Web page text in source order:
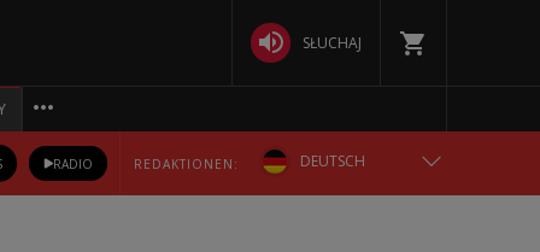
SŁUCHAJ
RADIO REDAKTIONEN: DEUTSCH